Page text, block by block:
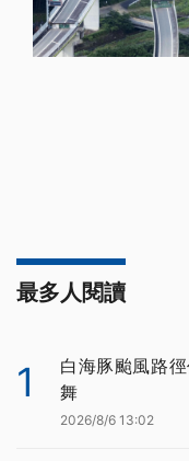
最多人閱讀
1
白海豚颱風路
舞
2026/8/6 13:02